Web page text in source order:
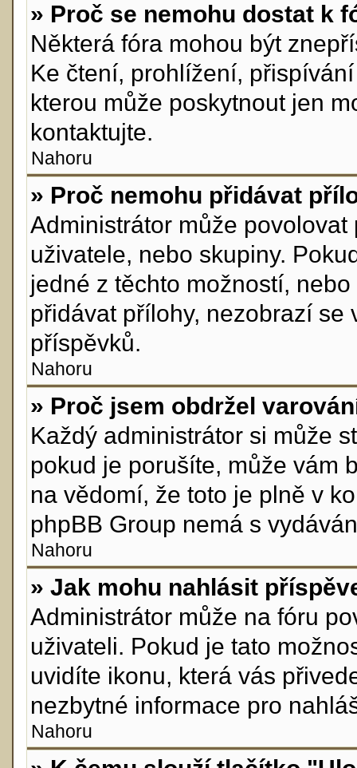
» Proč se nemohu dostat k
Některá fóra mohou být
Ke čtení, prohlížení,
kterou může poskytnout jen
kontaktujte.
Nahoru
» Proč nemohu přidávat
Administrátor může
uživatele, nebo skupiny.
jedné z těchto možností,
přidávat přílohy, nezobrazí
příspěvků.
Nahoru
» Proč jsem obdržel
Každý administrátor si může
pokud je porušíte, může vám
na vědomí, že toto je plně v
phpBB Group nemá s
Nahoru
» Jak mohu nahlásit
Administrátor může na fóru
uživateli. Pokud je tato
uvidíte ikonu, která vás
nezbytné informace pro
Nahoru